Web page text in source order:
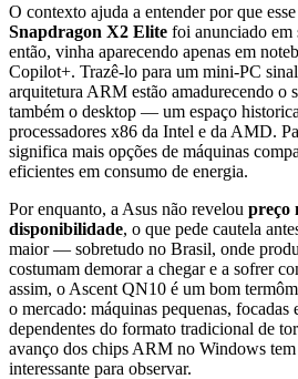
O contexto ajuda a entender por que
Snapdragon X2 Elite foi anunciado em
então, vinha aparecendo apenas em
Copilot+. Trazê-lo para um mini-PC
arquitetura ARM estão amadurecendo o
também o desktop — um espaço
processadores x86 da Intel e da AMD.
significa mais opções de máquinas
eficientes em consumo de energia.
Por enquanto, a Asus não revelou preço
disponibilidade, o que pede cautela
maior — sobretudo no Brasil, onde
costumam demorar a chegar e a sofrer
assim, o Ascent QN10 é um bom
o mercado: máquinas pequenas, focadas
dependentes do formato tradicional de
avanço dos chips ARM no Windows
interessante para observar.